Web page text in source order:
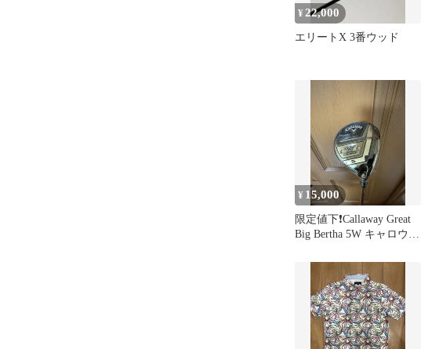
¥22,000
エリートX 3番ウッド
¥ 15,000
限定値下❗️Callaway Great
Big Bertha 5W キャロウェ